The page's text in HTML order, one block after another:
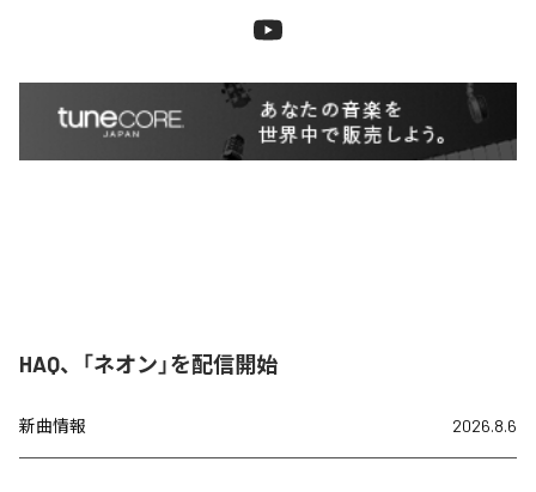
HAQ、「ネオン」を配信開始
新曲情報 2026.8.6